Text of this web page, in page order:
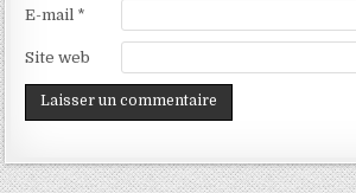
E-mail *
Site web